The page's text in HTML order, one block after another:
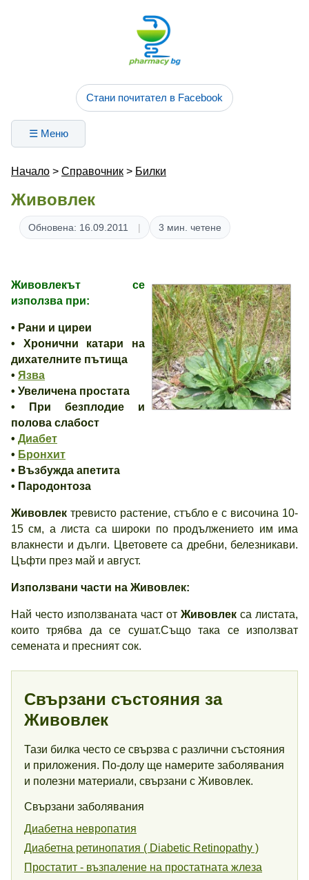
Стани почитател в Facebook
☰ Меню
Начало > Справочник > Билки
Живовлек
Обновена: 16.09.2011 3 мин. четене
Живовлекът се
използва при:
• Рани и циреи
• Хронични катари на
дихателните пътища
• Язва
• Увеличена простата
• При безплодие и
полова слабост
• Диабет
• Бронхит
• Възбужда апетита
• Пародонтоза
Живовлек тревисто растение, стъбло е с височина 10-
15 см, а листа са широки по продължението им има
влакнести и дълги. Цветовете са дребни, белезникави.
Цъфти през май и август.
Използвани части на Живовлек:
Най често използваната част от Живовлек са листата,
които трябва да се сушат.Също така се използват
семената и пресният сок.
Свързани състояния за
Живовлек
Тази билка често се свързва с различни състояния
и приложения. По-долу ще намерите заболявания
и полезни материали, свързани с Живовлек.
Свързани заболявания
Диабетна невропатия
Диабетна ретинопатия ( Diabetic Retinopathy )
Простатит - възпаление на простатната жлеза